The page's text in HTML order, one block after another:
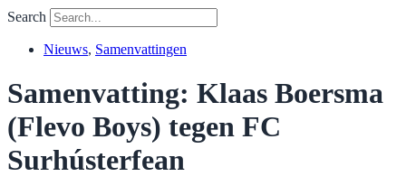
Search
Nieuws, Samenvattingen
Samenvatting: Klaas Boersma
(Flevo Boys) tegen FC
Surhústerfean